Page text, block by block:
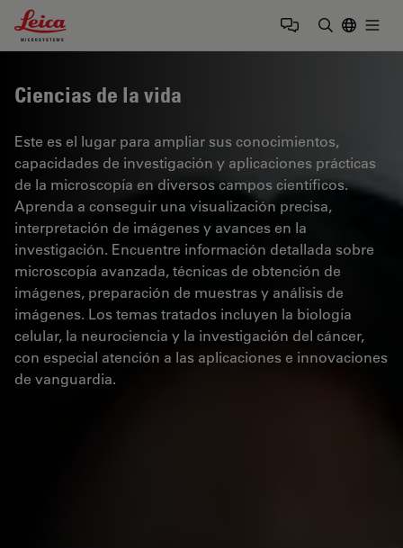
Leica Microsystems Logo
Ciencias de la vida
Este es el lugar para ampliar sus conocimientos,
capacidades de investigación y aplicaciones prácticas
de la microscopía en diversos campos científicos.
Aprenda a conseguir una visualización precisa,
interpretación de imágenes y avances en la
investigación. Encuentre información detallada sobre
microscopía avanzada, técnicas de obtención de
imágenes, preparación de muestras y análisis de
imágenes. Los temas tratados incluyen la biología
celular, la neurociencia y la investigación del cáncer,
con especial atención a las aplicaciones e innovaciones
de vanguardia.